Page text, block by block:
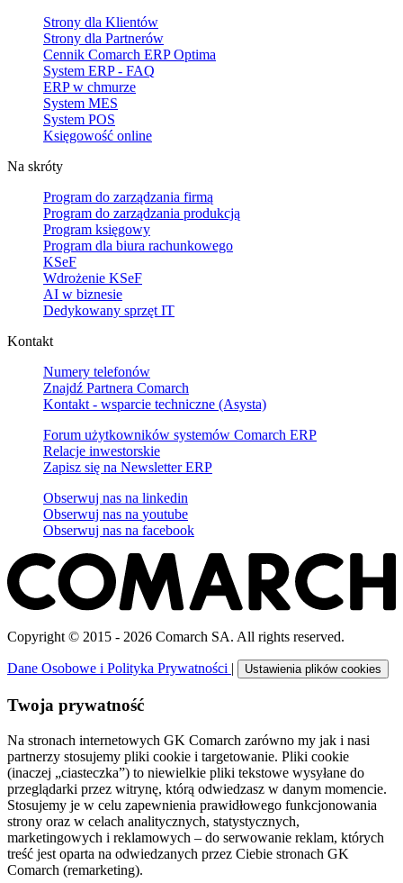
Strony dla Klientów
Strony dla Partnerów
Cennik Comarch ERP Optima
System ERP - FAQ
ERP w chmurze
System MES
System POS
Księgowość online
Na skróty
Program do zarządzania firmą
Program do zarządzania produkcją
Program księgowy
Program dla biura rachunkowego
KSeF
Wdrożenie KSeF
AI w biznesie
Dedykowany sprzęt IT
Kontakt
Numery telefonów
Znajdź Partnera Comarch
Kontakt - wsparcie techniczne (Asysta)
Forum użytkowników systemów Comarch ERP
Relacje inwestorskie
Zapisz się na Newsletter ERP
Obserwuj nas na linkedin
Obserwuj nas na youtube
Obserwuj nas na facebook
Copyright © 2015 - 2026 Comarch SA. All rights reserved.
Dane Osobowe i Polityka Prywatności | Ustawienia plików cookies
Twoja prywatność
Na stronach internetowych GK Comarch zarówno my jak i nasi
partnerzy stosujemy pliki cookie i targetowanie. Pliki cookie
(inaczej „ciasteczka”) to niewielkie pliki tekstowe wysyłane do
przeglądarki przez witrynę, którą odwiedzasz w danym momencie.
Stosujemy je w celu zapewnienia prawidłowego funkcjonowania
strony oraz w celach analitycznych, statystycznych,
marketingowych i reklamowych – do serwowanie reklam, których
treść jest oparta na odwiedzanych przez Ciebie stronach GK
Comarch (remarketing).